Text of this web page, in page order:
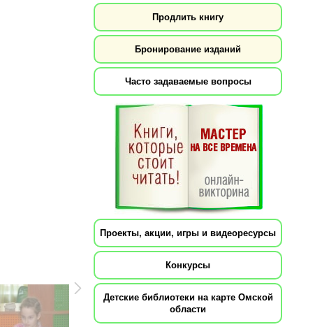
Продлить книгу
Бронирование изданий
Часто задаваемые вопросы
Проекты, акции, игры и видеоресурсы
Конкурсы
Детские библиотеки на карте Омской
области